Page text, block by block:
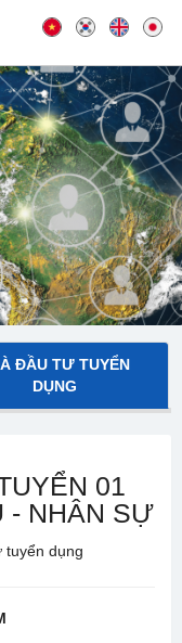
ĐẦU TƯ TUYỂN
DỤNG
01
- NHÂN SỰ
tuyển dụng